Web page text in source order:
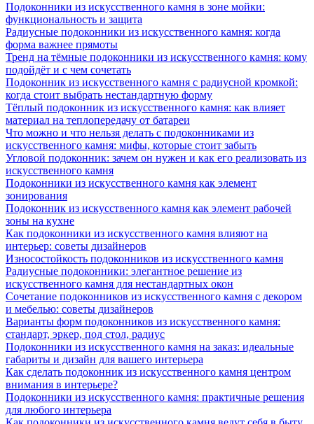
Подоконники из искусственного камня в зоне мойки:
функциональность и защита
Радиусные подоконники из искусственного камня: когда
форма важнее прямоты
Тренд на тёмные подоконники из искусственного камня: кому
подойдёт и с чем сочетать
Подоконник из искусственного камня с радиусной кромкой:
когда стоит выбрать нестандартную форму
Тёплый подоконник из искусственного камня: как влияет
материал на теплопередачу от батареи
Что можно и что нельзя делать с подоконниками из
искусственного камня: мифы, которые стоит забыть
Угловой подоконник: зачем он нужен и как его реализовать из
искусственного камня
Подоконники из искусственного камня как элемент
зонирования
Подоконник из искусственного камня как элемент рабочей
зоны на кухне
Как подоконники из искусственного камня влияют на
интерьер: советы дизайнеров
Износостойкость подоконников из искусственного камня
Радиусные подоконники: элегантное решение из
искусственного камня для нестандартных окон
Сочетание подоконников из искусственного камня с декором
и мебелью: советы дизайнеров
Варианты форм подоконников из искусственного камня:
стандарт, эркер, под стол, радиус
Подоконники из искусственного камня на заказ: идеальные
габариты и дизайн для вашего интерьера
Как сделать подоконник из искусственного камня центром
внимания в интерьере?
Подоконники из искусственного камня: практичные решения
для любого интерьера